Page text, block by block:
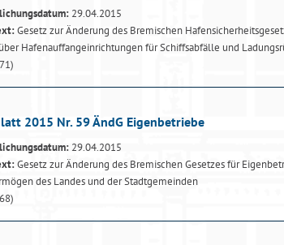
29.04.2015
Gesetz zur Änderung des Bremischen
Hafenauffangeinrichtungen für Schiffsabfälle und
2015 Nr. 59 ÄndG Eigenbetriebe
29.04.2015
Gesetz zur Änderung des Bremischen Gesetzes für
des Landes und der Stadtgemeinden